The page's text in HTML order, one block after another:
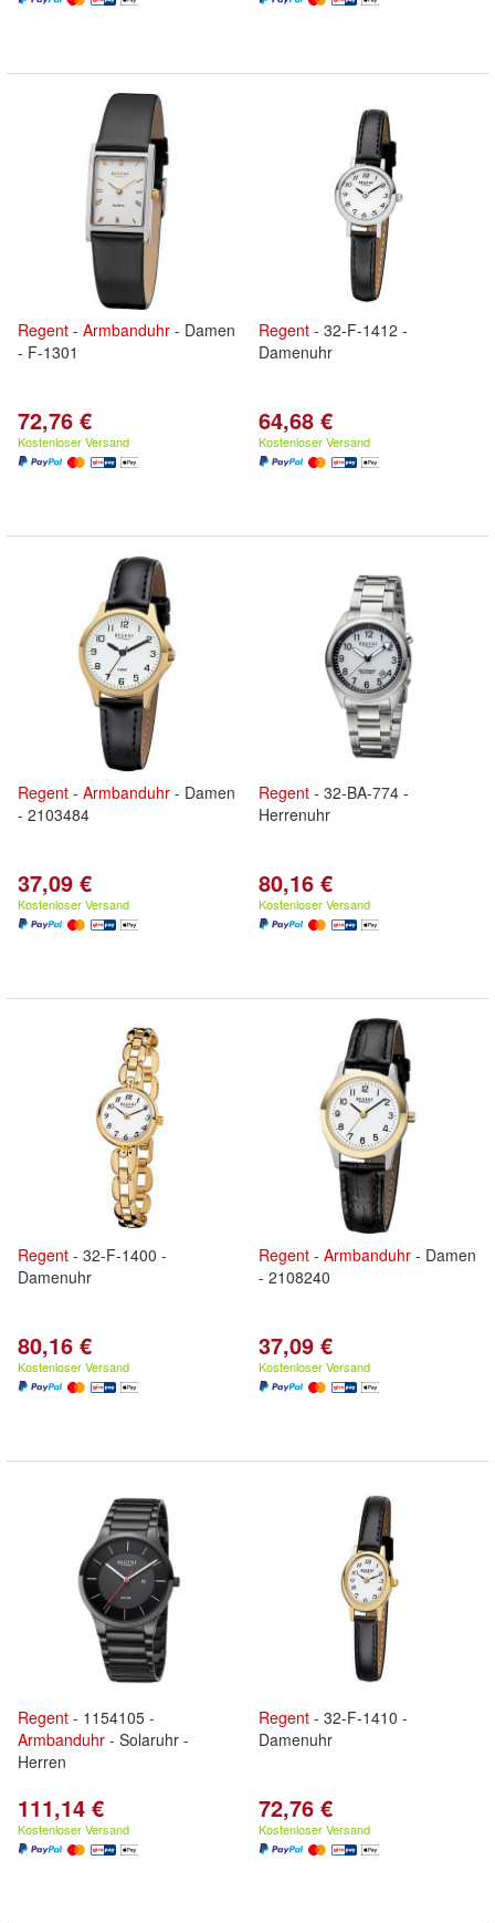
Regent - Armbanduhr - Damen
- F-1301
72,76 €
Kostenloser Versand
Regent - 32-F-1412 -
Damenuhr
64,68 €
Kostenloser Versand
Regent - Armbanduhr - Damen
- 2103484
37,09 €
Kostenloser Versand
Regent - 32-BA-774 -
Herrenuhr
80,16 €
Kostenloser Versand
Regent - 32-F-1400 -
Damenuhr
80,16 €
Kostenloser Versand
Regent - Armbanduhr - Damen
- 2108240
37,09 €
Kostenloser Versand
Regent - 1154105 -
Armbanduhr - Solaruhr -
Herren
111,14 €
Kostenloser Versand
Regent - 32-F-1410 -
Damenuhr
72,76 €
Kostenloser Versand